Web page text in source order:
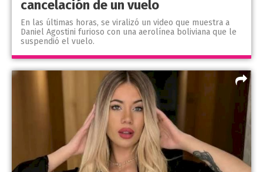
cancelación de un vuelo
En las últimas horas, se viralizó un video que muestra a
Daniel Agostini furioso con una aerolínea boliviana que le
suspendió el vuelo.